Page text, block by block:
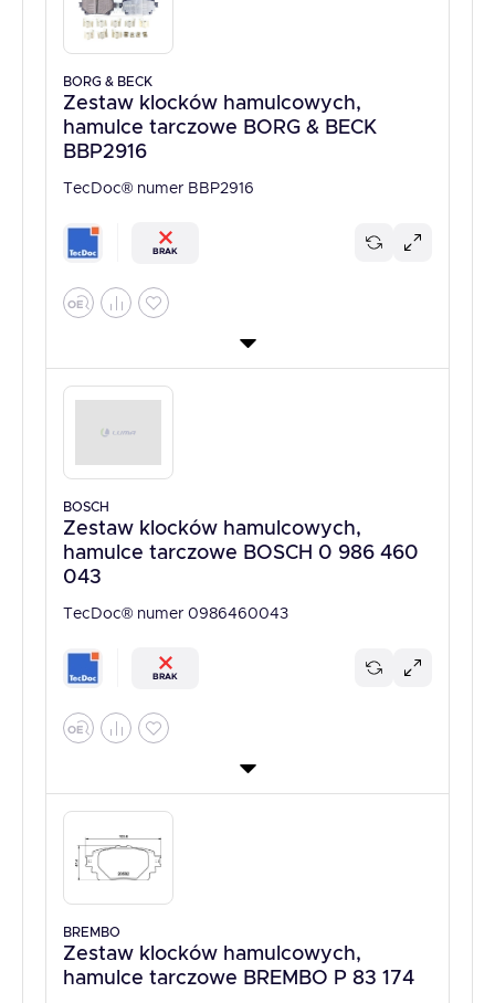
BORG & BECK
Zestaw klocków hamulcowych,
hamulce tarczowe BORG & BECK
BBP2916
TecDoc® numer BBP2916
BRAK
BOSCH
Zestaw klocków hamulcowych,
hamulce tarczowe BOSCH 0 986 460
043
TecDoc® numer 0986460043
BRAK
BREMBO
Zestaw klocków hamulcowych,
hamulce tarczowe BREMBO P 83 174